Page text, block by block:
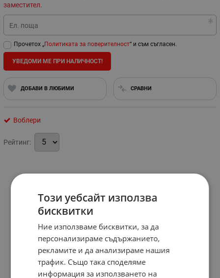
заместител.
Ел. поща
Прочетох „Политиката за поверителност“ и съм съгласен.
УВЕДОМИ МЕ ПРИ НАЛИЧНОСТ!
ДОБАВИ В ЛЮБИМИ СРАВНИ
Воблери
Рейтинг:
Този уебсайт използва
бисквитки
Ние използваме бисквитки, за да
персонализираме съдържанието,
рекламите и да анализираме нашия
трафик. Също така споделяме
информация за използването на